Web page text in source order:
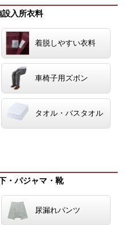
設入所衣料
着脱しやすい衣料
車椅子用ズボン
タオル・バスタオル
・パジャマ・靴
尿漏れパンツ